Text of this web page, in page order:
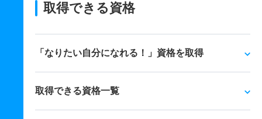
取得できる資格
「なりたい自分になれる！」資格を取得
取得できる資格一覧